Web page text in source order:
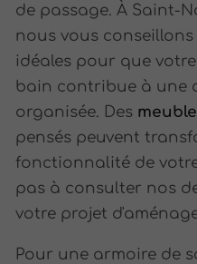
de passage. À Saint-
nous vous
idéales pour que
bain contribue à une
organisée. Des
pensés peuvent
fonctionnalité de
pas à consulter nos
votre projet
Pour une armoire de